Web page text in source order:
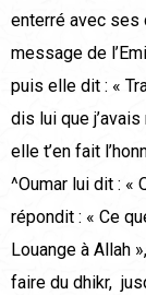
enterré avec ses
message de
puis elle dit : «
dis lui que
elle t’en fait
^Oumar lui dit : «
répondit : « Ce
Louange à Allah
faire du dhikr,